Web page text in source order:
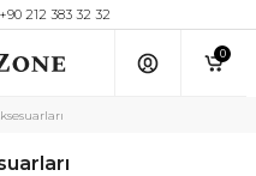
212 383 32 32
0